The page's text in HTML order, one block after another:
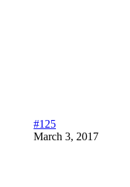
#125
March 3, 2017